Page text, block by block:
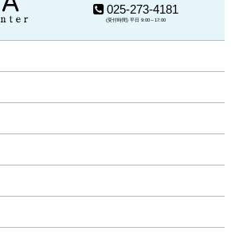
025-273-4181
(受付時間) 平日 9:00～17:00